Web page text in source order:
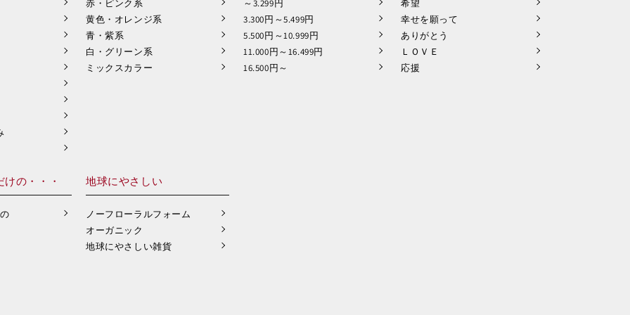
赤・ピンク系
黄色・オレンジ系
青・紫系
白・グリーン系
ミックスカラー
～3.299円
3.300円～5.499円
5.500円～10.999円
11.000円～16.499円
16.500円～
希望
幸せを願って
ありがとう
ＬＯＶＥ
応援
の・・・ 地球にやさしい
ノーフローラルフォーム
オーガニック
地球にやさしい雑貨